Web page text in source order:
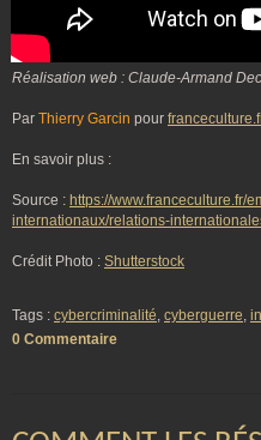
Réalisation web : Claude-Armand
Par Thierry Garcin pour
En savoir plus :
Source : https://www.franceculture.fr/
internationaux/relations-
Crédit Photo : Shutterstock
Tags : cybercriminalité, cyberguerre,
0 Commentaire